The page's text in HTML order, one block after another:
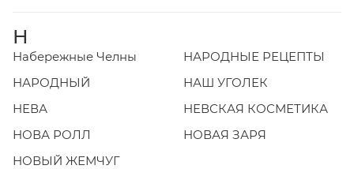
Н
Набережные Челны
НАРОДНЫЕ РЕЦЕПТЫ
НАРОДНЫЙ
НАШ УГОЛЕК
НЕВА
НЕВСКАЯ КОСМЕТИКА
НОВА РОЛЛ
НОВАЯ ЗАРЯ
НОВЫЙ ЖЕМЧУГ